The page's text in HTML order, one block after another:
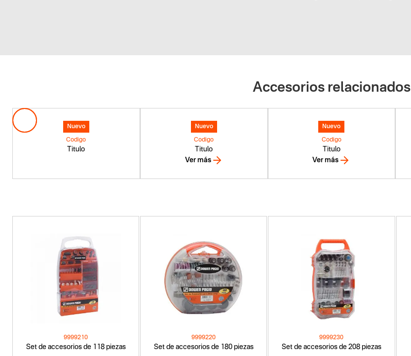
Accesorios relacionados
Nuevo
Titulo
Codigo
Nuevo
Titulo
Codigo
Ver más
Nuevo
Titulo
Codigo
Ver más
Set de accesorios de 118 piezas
9999210
Set de accesorios de 180 piezas
9999220
Set de accesorios de 208 piezas
9999230